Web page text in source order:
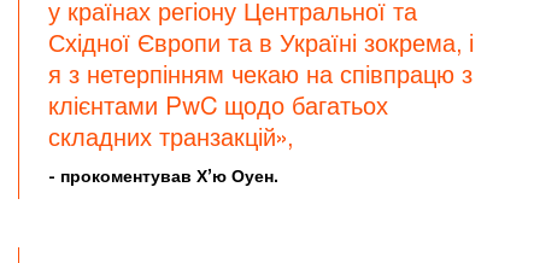
у країнах регіону Центральної та
Східної Європи та в Україні зокрема, і
я з нетерпінням чекаю на співпрацю з
клієнтами PwC щодо багатьох
складних транзакцій»,
- прокоментував Х’ю Оуен.